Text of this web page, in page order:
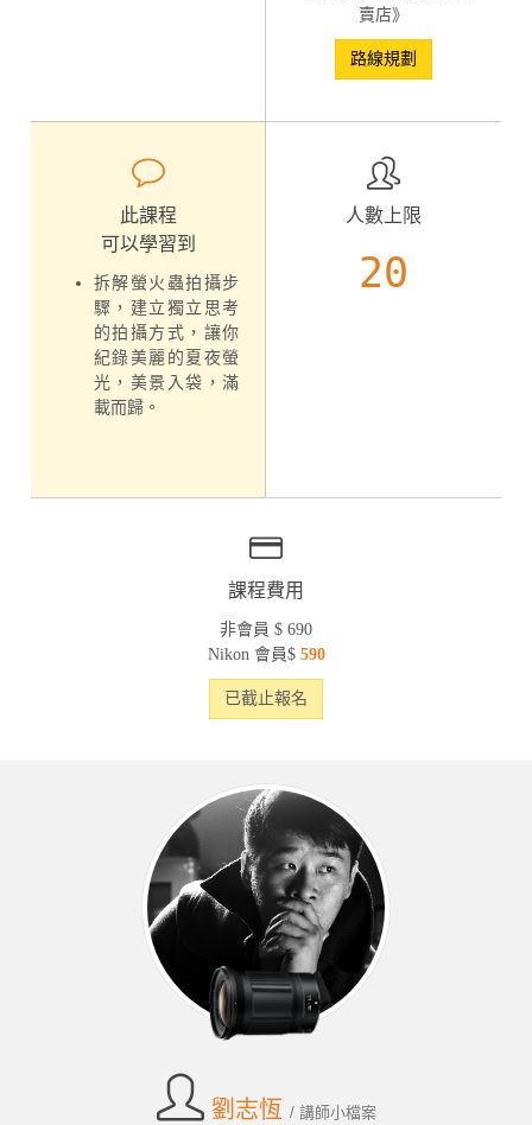
賣店》
路線規劃
此課程
可以學習到
拆解螢火蟲拍攝步
驟，建立獨立思考
的拍攝方式，讓你
紀錄美麗的夏夜螢
光，美景入袋，滿
載而歸。
人數上限
20
課程費用
非會員 $ 690
Nikon 會員$ 590
已截止報名
劉志恆 / 講師小檔案